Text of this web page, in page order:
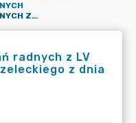
IMIENNE WYKAZY GŁOSOWAŃ RADNYCH Z LV SESJI RADY POWIATU ZGORZELECKIEGO Z DNIA 21 LISTOPADA 2022 R.
radnych z LV
z dnia